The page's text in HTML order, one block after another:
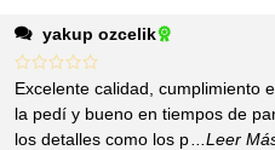
yakup ozcelik
Excelente calidad, cumplimiento
la pedí y bueno en tiempos de
los detalles como los p
...Leer